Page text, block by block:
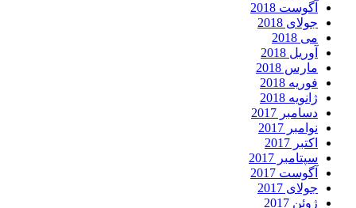
آگوست 2018
جولای 2018
می 2018
آوریل 2018
مارس 2018
فوریه 2018
ژانویه 2018
دسامبر 2017
نوامبر 2017
اکتبر 2017
سپتامبر 2017
آگوست 2017
جولای 2017
ژوئن 2017